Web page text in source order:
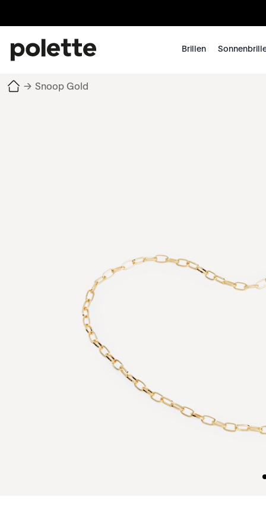
Brillen
→ Snoop Gold